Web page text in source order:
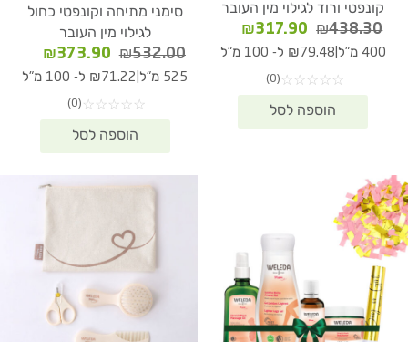
קונפטי ורוד לגילוי מין העובר
₪438.30
המחיר
המקורי
₪438.30.
₪317.90
המחיר
הנוכחי
₪317.90.
400 מ"ל ₪79.48 ל- 100 מ"ל
☆
☆
☆
☆
☆
(0)
סימני מתיחה וקונפטי כחול
לגילוי מין העובר
₪532.00
המחיר
המקורי
₪532.00.
₪373.90
הנוכחי
525 מ"ל ₪71.22 ל- 100 מ"ל
☆
☆
☆
☆
☆
(0)